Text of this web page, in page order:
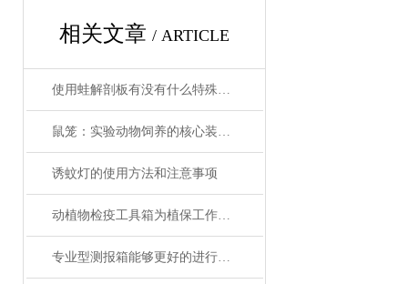
相关文章 / ARTICLE
使用蛙解剖板有没有什么特殊的注意事项
鼠笼：实验动物饲养的核心装备与技术演进
诱蚊灯的使用方法和注意事项
动植物检疫工具箱为植保工作人员提供了众多适用的工具
专业型测报箱能够更好的进行测报调查工作